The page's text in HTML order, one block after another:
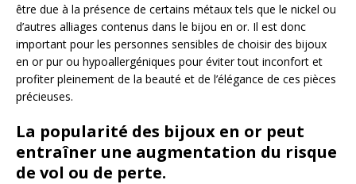
être due à la présence de certains métaux tels que le nickel ou
d’autres alliages contenus dans le bijou en or. Il est donc
important pour les personnes sensibles de choisir des bijoux
en or pur ou hypoallergéniques pour éviter tout inconfort et
profiter pleinement de la beauté et de l’élégance de ces pièces
précieuses.
La popularité des bijoux en or peut
entraîner une augmentation du risque
de vol ou de perte.